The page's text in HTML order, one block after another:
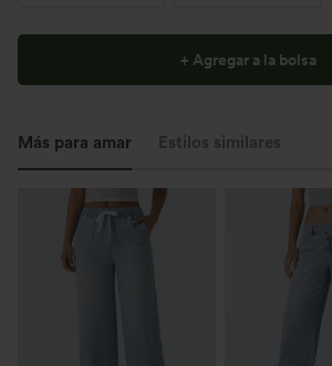
+ Agregar a la bolsa
Más para amar Estilos similares